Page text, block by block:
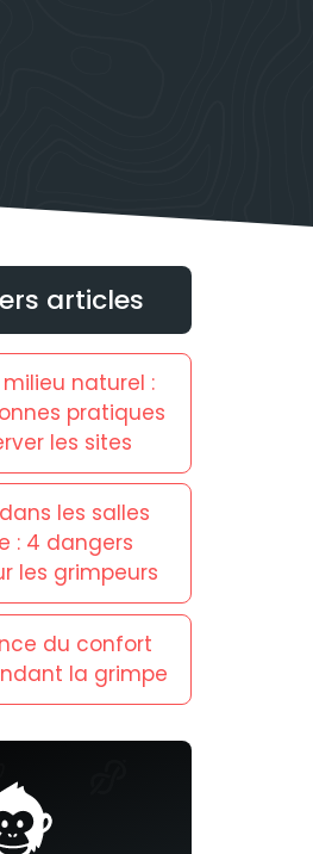
articles
naturel :
pratiques
les sites
les salles
: 4 dangers
les grimpeurs
du confort
la grimpe